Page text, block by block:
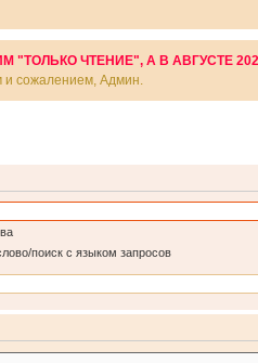
ЧТЕНИЕ", А В АВГУСТЕ
и сожалением, Админ.
поиск с языком запросов